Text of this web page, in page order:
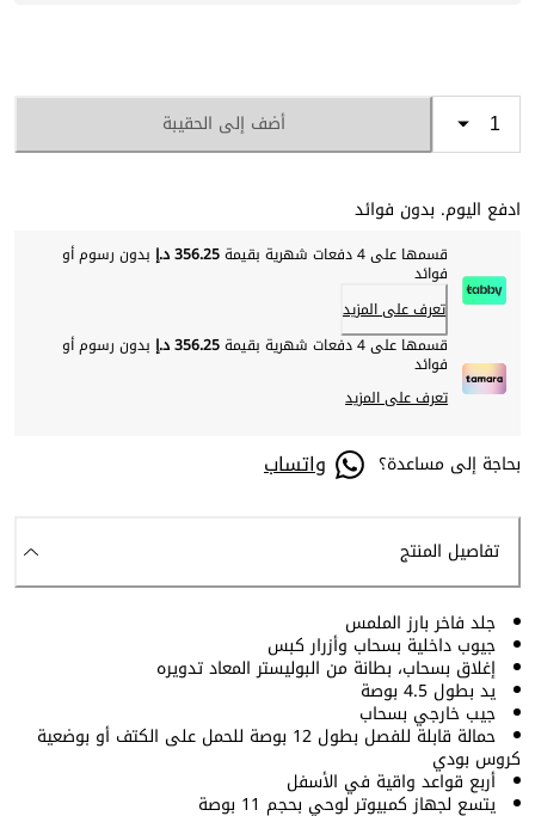
أضف إلى الحقيبة
ادفع اليوم. بدون فوائد
قسمها على 4 دفعات شهرية بقيمة 356.25 د.إ بدون رسوم أو
فوائد
تعرف على المزيد
قسمها على 4 دفعات شهرية بقيمة
356.25 د.إ بدون رسوم أو
فوائد
تعرف على المزيد
بحاجة إلى مساعدة؟ واتساب
تفاصيل المنتج
جلد فاخر بارز الملمس
جيوب داخلية بسحاب وأزرار كبس
إغلاق بسحاب، بطانة من البوليستر المعاد تدويره
يد بطول 4.5 بوصة
جيب خارجي بسحاب
حمالة قابلة للفصل بطول 12 بوصة للحمل على الكتف أو بوضعية
كروس بودي
أربع قواعد واقية في الأسفل
يتسع لجهاز كمبيوتر لوحي بحجم 11 بوصة